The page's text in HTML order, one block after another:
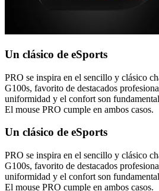
Un clásico de eSports
PRO se inspira en el sencillo y clásico
G100s, favorito de destacados
uniformidad y el confort son
El mouse PRO cumple en ambos casos.
Un clásico de eSports
PRO se inspira en el sencillo y clásico
G100s, favorito de destacados
uniformidad y el confort son
El mouse PRO cumple en ambos casos.